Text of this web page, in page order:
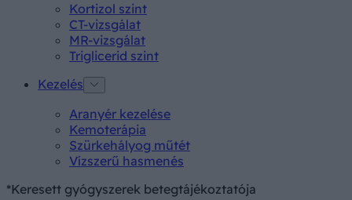
Kortizol szint
CT-vizsgálat
MR-vizsgálat
Triglicerid szint
Kezelés
Aranyér kezelése
Kemoterápia
Szürkehályog műtét
Vízszerű hasmenés
*Keresett gyógyszerek betegtájékoztatója